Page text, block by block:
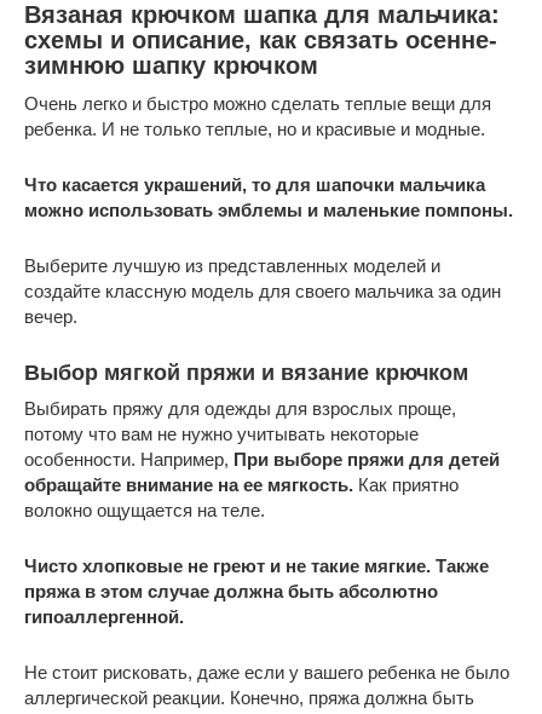
Вязаная крючком шапка для мальчика:
схемы и описание, как связать осенне-
зимнюю шапку крючком
Очень легко и быстро можно сделать теплые вещи для
ребенка. И не только теплые, но и красивые и модные.
Что касается украшений, то для шапочки мальчика
можно использовать эмблемы и маленькие помпоны.
Выберите лучшую из представленных моделей и
создайте классную модель для своего мальчика за один
вечер.
Выбор мягкой пряжи и вязание крючком
Выбирать пряжу для одежды для взрослых проще,
потому что вам не нужно учитывать некоторые
особенности. Например, При выборе пряжи для детей
обращайте внимание на ее мягкость. Как приятно
волокно ощущается на теле.
Чисто хлопковые не греют и не такие мягкие. Также
пряжа в этом случае должна быть абсолютно
гипоаллергенной.
Не стоит рисковать, даже если у вашего ребенка не было
аллергической реакции. Конечно, пряжа должна быть